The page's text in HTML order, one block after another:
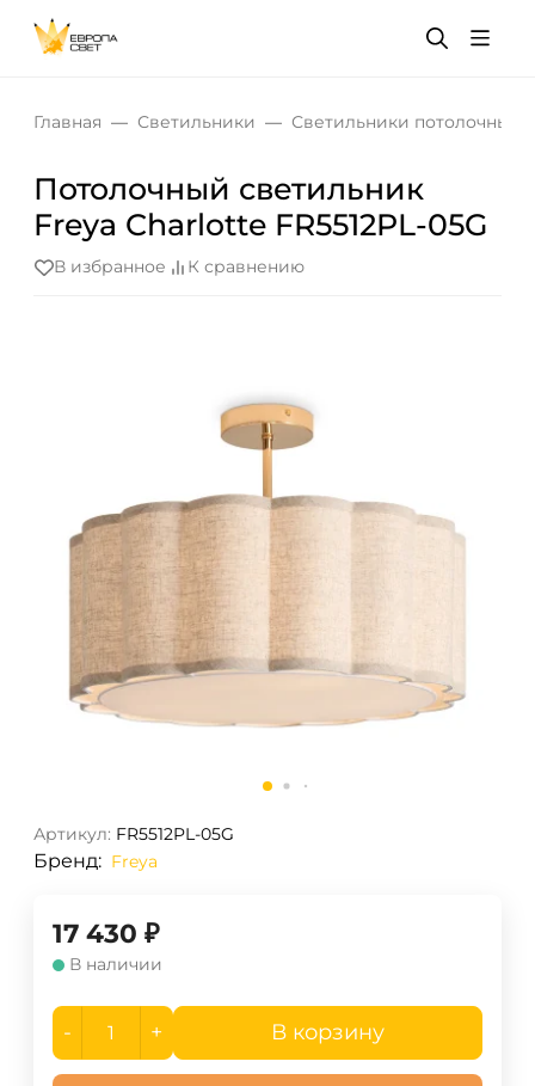
Главная Светильники Светильники потолочные
Потолочный светильник
Freya Charlotte FR5512PL-05G
В избранное К сравнению
Артикул: FR5512PL-05G
Бренд: Freya
17 430 ₽
В наличии
- + В корзину